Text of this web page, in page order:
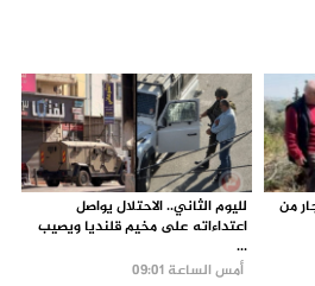
أشجار من
لليوم الثاني.. الاحتلال يواصل
اعتداءاته على مخيم قلنديا ويصيب
...
أمس الساعة 09:01